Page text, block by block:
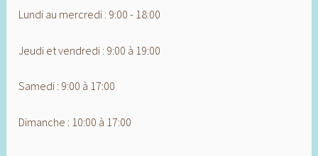
Lundi au mercredi : 9:00 - 18:00
Jeudi et vendredi : 9:00 à 19:00
Samedi : 9:00 à 17:00
Dimanche : 10:00 à 17:00